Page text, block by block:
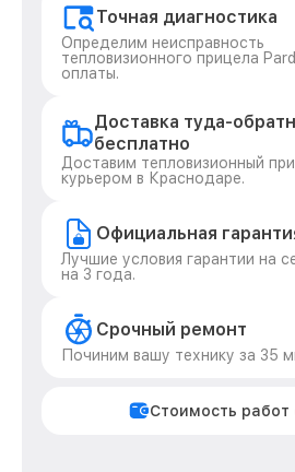
Точная диагностика
Определим неисправность
тепловизионного прицела
оплаты.
Доставка туда-
бесплатно
Доставим тепловизионный
курьером в Краснодаре.
Официальная
Лучшие условия гарантии на
на 3 года.
Срочный ремонт
Починим вашу технику за 35
Стоимость работ